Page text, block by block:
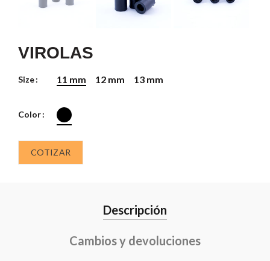
VIROLAS
Size 11 mm 12 mm 13 mm
Color
COTIZAR
Descripción
Cambios y devoluciones